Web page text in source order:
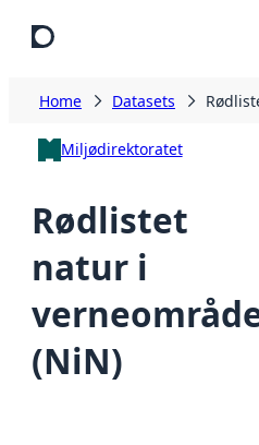
Home Datasets
Miljødirektoratet
Rødlistet
natur i
(NiN)